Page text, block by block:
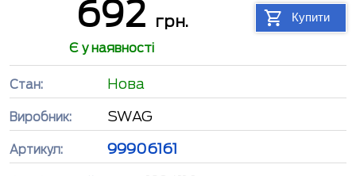
692 грн. Купити
Є у наявності
Стан: Нова
Виробник: SWAG
Артикул: 99906161